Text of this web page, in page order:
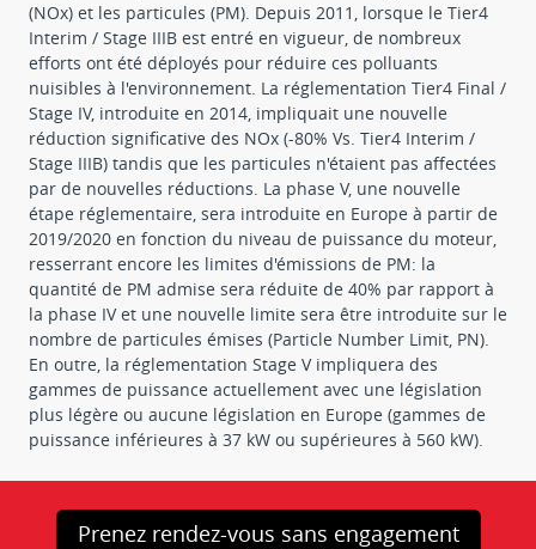
(NOx) et les particules (PM). Depuis 2011, lorsque le Tier4
Interim / Stage IIIB est entré en vigueur, de nombreux
efforts ont été déployés pour réduire ces polluants
nuisibles à l'environnement. La réglementation Tier4 Final /
Stage IV, introduite en 2014, impliquait une nouvelle
réduction significative des NOx (-80% Vs. Tier4 Interim /
Stage IIIB) tandis que les particules n'étaient pas affectées
par de nouvelles réductions. La phase V, une nouvelle
étape réglementaire, sera introduite en Europe à partir de
2019/2020 en fonction du niveau de puissance du moteur,
resserrant encore les limites d'émissions de PM: la
quantité de PM admise sera réduite de 40% par rapport à
la phase IV et une nouvelle limite sera être introduite sur le
nombre de particules émises (Particle Number Limit, PN).
En outre, la réglementation Stage V impliquera des
gammes de puissance actuellement avec une législation
plus légère ou aucune législation en Europe (gammes de
puissance inférieures à 37 kW ou supérieures à 560 kW).
Prenez rendez-vous sans engagement